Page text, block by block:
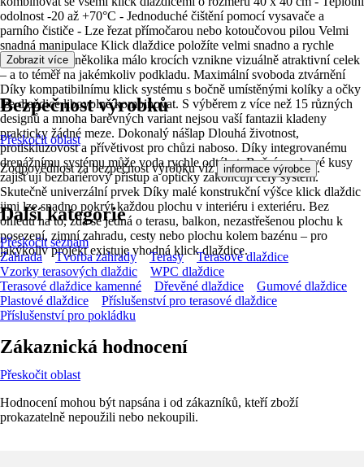
odolnost -20 až +70°C - Jednoduché čištění pomocí vysavače a
parního čističe - Lze řezat přímočarou nebo kotoučovou pilou Velmi
snadná manipulace Klick dlaždice položíte velmi snadno a rychle
svépomocí. V několika málo krocích vznikne vizuálně atraktivní celek
– a to téměř na jakémkoliv podkladu. Maximální svoboda ztvárnění
Díky kompatibilnímu klick systému s bočně umístěnými kolíky a očky
lze dlaždice libovolně kombinovat. S výběrem z více než 15 různých
designů a mnoha barevných variant nejsou vaší fantazii kladeny
prakticky žádné meze. Dokonalý nášlap Dlouhá životnost,
protiskluzovost a přívětivost pro chůzi naboso. Díky integrovanému
drenážnímu systému může voda rychle odtékat. Boční a rohové kusy
zajišťují bezbariérový přístup a opticky zakončují celý systém.
Skutečně univerzální prvek Díky malé konstrukční výšce klick dlaždic
jimi lze snadno pokrýt každou plochu v interiéru i exteriéru. Bez
ohledu na to, zda se jedná o terasu, balkon, nezastřešenou plochu k
posezení, zimní zahradu, cesty nebo plochu kolem bazénu – pro
jakýkoliv projekt existuje vhodná klick dlaždice.
Zobrazit více
Bezpečnost výrobků
Přeskočit oblast
Zodpovědnost za bezpečnost výrobku viz informace výrobce .
Další kategorie
Přeskočit seznam
Zahrada
Tvorba zahrady Terasy
Terasové dlaždice
Vzorky terasových dlaždic
WPC dlaždice
Terasové dlaždice kamenné
Dřevěné dlaždice
Gumové dlaždice
Plastové dlaždice
Příslušenství pro terasové dlaždice
Příslušenství pro pokládku
Zákaznická hodnocení
Přeskočit oblast
Hodnocení mohou být napsána i od zákazníků, kteří zboží
prokazatelně nepoužili nebo nekoupili.